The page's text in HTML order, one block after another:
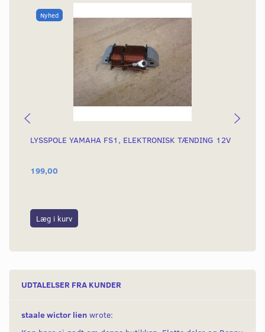
Nyhed
LYSSPOLE YAMAHA FS1, ELEKTRONISK TÆNDING 12V
199,00
Læg i kurv
UDTALELSER FRA KUNDER
staale wictor lien wrote: